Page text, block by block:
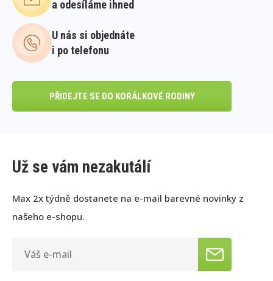
a odesíláme ihned
U nás si objednáte
i po telefonu
PŘIDEJTE SE DO KORÁLKOVÉ RODINY
Už se vám nezakutálí
Max 2x týdně dostanete na e-mail barevné novinky z
našeho e-shopu.